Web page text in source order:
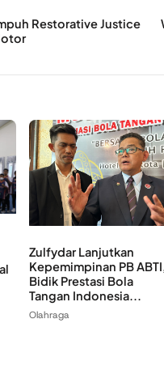
Restorative Justice
Zulfydar Lanjutkan
Kepemimpinan PB
Bidik Prestasi Bola
Tangan Indonesia...
Olahraga